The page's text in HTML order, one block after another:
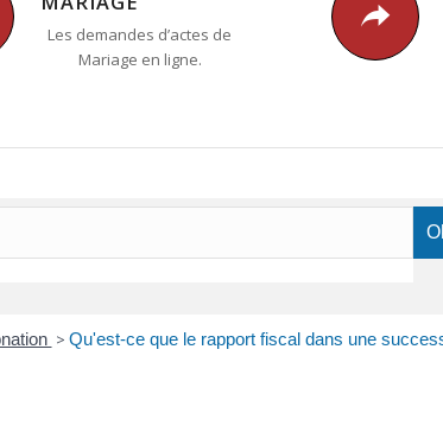
Les demandes d’actes de
Mariage en ligne.
> Qu'est-ce que le rapport fiscal dans une